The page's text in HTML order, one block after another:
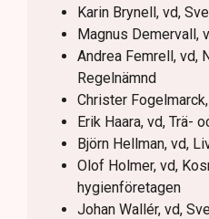
Karin Brynell, vd,
Magnus Demervall,
Andrea Femrell, vd,
Regelnämnd
Christer
Erik Haara, vd, Trä-
Björn Hellman, vd,
Olof Holmer, vd,
hygienföretagen
Johan Wallér, vd,